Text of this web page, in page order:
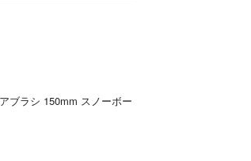
ブラシ 150mm スノーボー